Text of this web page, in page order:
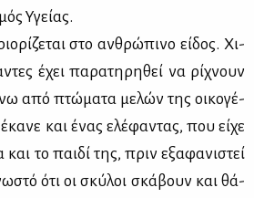
Υγεί­ας.
στο αν­θρώ­πι­νο εί­δος. Χι­
έχει πα­ρα­τη­ρη­θεί να ρί­χνουν
από πτώ­μα­τα με­λών της οι­κο­γέ­
και ένας ελέ­φα­ντας, που εί­χε
το παι­δί της, πριν εξα­φα­νι­στεί
ότι οι σκύ­λοι σκά­βουν και θά­